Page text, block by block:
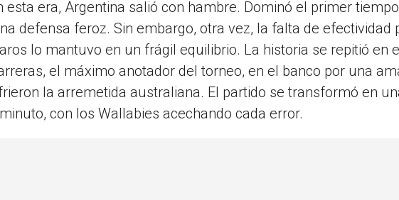
era, Argentina salió con hambre. Dominó el primer
defensa feroz. Sin embargo, otra vez, la falta de efectividad
lo mantuvo en un frágil equilibrio. La historia se repitió en
el máximo anotador del torneo, en el banco por una
la arremetida australiana. El partido se transformó en
con los Wallabies acechando cada error.